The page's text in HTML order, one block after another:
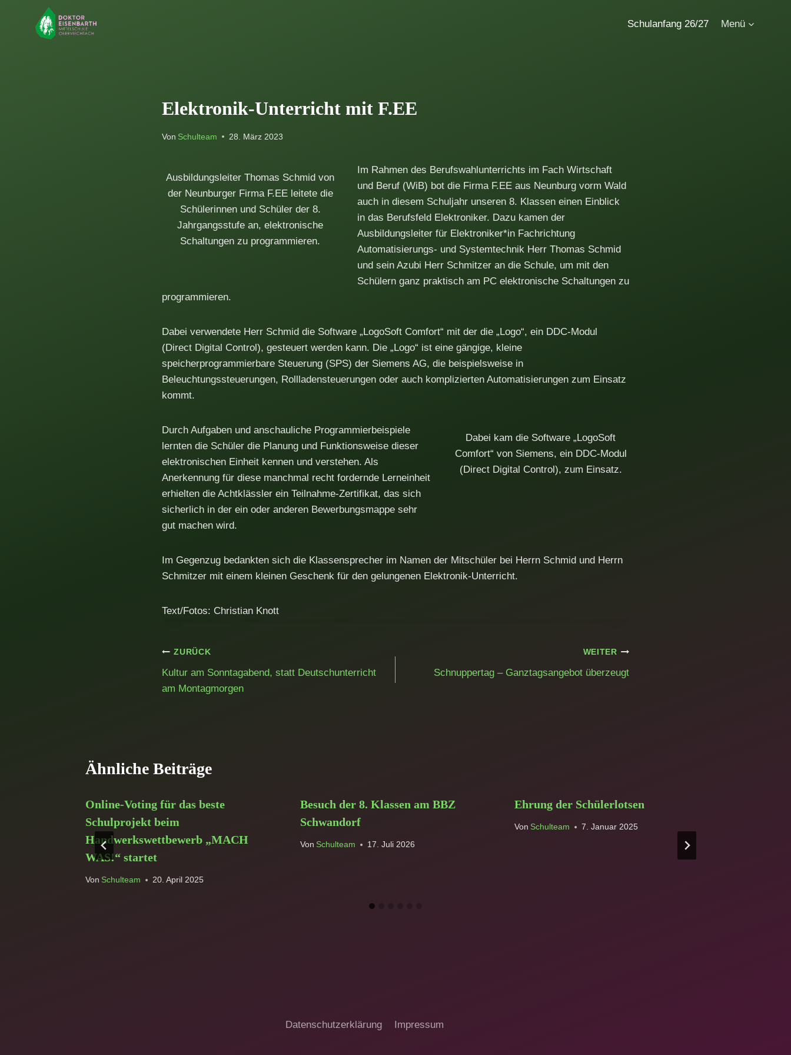
Schulanfang 26/27 Menü
Elektronik-Unterricht mit F.EE
Von Schulteam 28. März 2023
Ausbildungsleiter Thomas Schmid von
der Neunburger Firma F.EE leitete die
Schülerinnen und Schüler der 8.
Jahrgangsstufe an, elektronische
Schaltungen zu programmieren.
Im Rahmen des Berufswahlunterrichts im Fach Wirtschaft
und Beruf (WiB) bot die Firma F.EE aus Neunburg vorm Wald
auch in diesem Schuljahr unseren 8. Klassen einen Einblick
in das Berufsfeld Elektroniker. Dazu kamen der
Ausbildungsleiter für Elektroniker*in Fachrichtung
Automatisierungs- und Systemtechnik Herr Thomas Schmid
und sein Azubi Herr Schmitzer an die Schule, um mit den
Schülern ganz praktisch am PC elektronische Schaltungen zu
programmieren.
Dabei verwendete Herr Schmid die Software „LogoSoft Comfort“ mit der die „Logo“, ein DDC-Modul
(Direct Digital Control), gesteuert werden kann. Die „Logo“ ist eine gängige, kleine
speicherprogrammierbare Steuerung (SPS) der Siemens AG, die beispielsweise in
Beleuchtungssteuerungen, Rollladensteuerungen oder auch komplizierten Automatisierungen zum Einsatz
kommt.
Dabei kam die Software „LogoSoft
Comfort“ von Siemens, ein DDC-Modul
(Direct Digital Control), zum Einsatz.
Durch Aufgaben und anschauliche Programmierbeispiele
lernten die Schüler die Planung und Funktionsweise dieser
elektronischen Einheit kennen und verstehen. Als
Anerkennung für diese manchmal recht fordernde Lerneinheit
erhielten die Achtklässler ein Teilnahme-Zertifikat, das sich
sicherlich in der ein oder anderen Bewerbungsmappe sehr
gut machen wird.
Im Gegenzug bedankten sich die Klassensprecher im Namen der Mitschüler bei Herrn Schmid und Herrn
Schmitzer mit einem kleinen Geschenk für den gelungenen Elektronik-Unterricht.
Text/Fotos: Christian Knott
Beitragsnavigation
ZURÜCK
Kultur am Sonntagabend, statt Deutschunterricht
am Montagmorgen
WEITER
Schnuppertag – Ganztagsangebot überzeugt
Ähnliche Beiträge
Online-Voting für das beste
Schulprojekt beim
Handwerkswettbewerb „MACH
WAS!“ startet
Von Schulteam 20. April 2025
Besuch der 8. Klassen am BBZ
Schwandorf
Von Schulteam 17. Juli 2026
Ehrung der Schülerlotsen
Von Schulteam 7. Januar 2025
Datenschutzerklärung Impressum